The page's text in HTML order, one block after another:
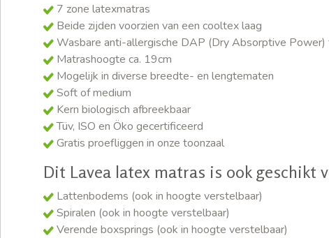
7 zone latexmatras
Beide zijden voorzien van een cooltex laag
Wasbare anti-allergische DAP (Dry Absorptive Power)
Matrashoogte ca. 19cm
Mogelijk in diverse breedte- en lengtematen
Soft of medium
Kern biologisch afbreekbaar
Tüv, ISO en Öko gecertificeerd
Gratis proefliggen in onze toonzaal
Dit Lavea latex matras is ook geschikt
Lattenbodems (ook in hoogte verstelbaar)
Spiralen (ook in hoogte verstelbaar)
Verende boxsprings (ook in hoogte verstelbaar)